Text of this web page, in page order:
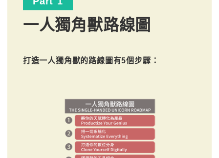
一人獨角獸路線圖
打造一人獨角獸的路線圖有5個步驟：